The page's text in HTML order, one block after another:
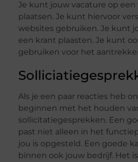
Je kunt jouw vacature op een
plaatsen. Je kunt hiervoor
websites gebruiken. Je kunt
een krant plaasten. Je kunt
gebruiken voor het
Als je een paar reacties heb
beginnen met het houden
sollicitatiegesprekken. Een
past niet alleen in het
jou is opgesteld. Een goede
binnen ook jouw bedrijf. Het